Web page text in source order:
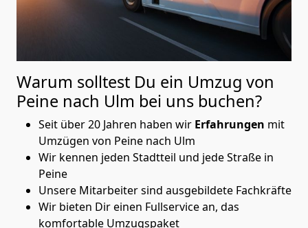
Warum solltest Du ein Umzug von
Peine nach Ulm bei uns buchen?
Seit über 20 Jahren haben wir Erfahrungen mit
Umzügen von Peine nach Ulm
Wir kennen jeden Stadtteil und jede Straße in
Peine
Unsere Mitarbeiter sind ausgebildete Fachkräfte
Wir bieten Dir einen Fullservice an, das
komfortable Umzugspaket